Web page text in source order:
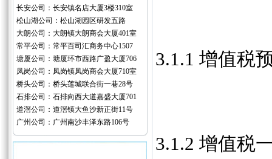
长安公司：长安镇名店大厦3楼310室
松山湖公司：松山湖园区研发五路
大朗公司：大朗镇大朗商会大厦401室
常平公司：常平百司汇商务中心1507
塘厦公司：塘厦环市西路广盈大厦706
凤岗公司：凤岗镇凤岗商会大厦710室
桥头公司：桥头莲城联合街一巷28号
石排公司：石排向西大道嘉盛大厦701
道滘公司：道滘镇大鱼沙新正街11号
广州公司：广州南沙丰泽东路106号
3.1.1 增值税
3.1.2 增值税